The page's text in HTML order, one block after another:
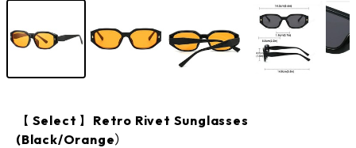
【 Select 】Retro Rivet Sunglasses
(Black/Orange）